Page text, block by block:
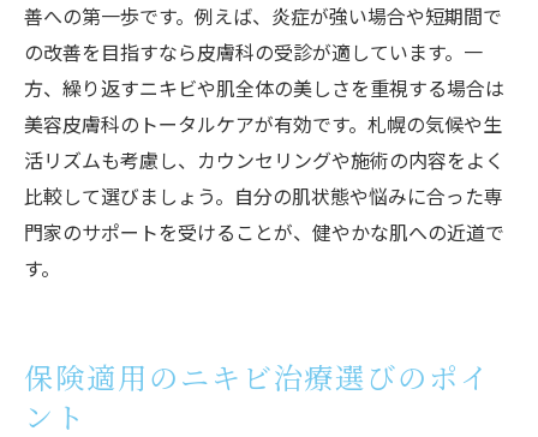
善への第一歩です。例えば、炎症が強い場合や短期間で
の改善を目指すなら皮膚科の受診が適しています。一
方、繰り返すニキビや肌全体の美しさを重視する場合は
美容皮膚科のトータルケアが有効です。札幌の気候や生
活リズムも考慮し、カウンセリングや施術の内容をよく
比較して選びましょう。自分の肌状態や悩みに合った専
門家のサポートを受けることが、健やかな肌への近道で
す。
保険適用のニキビ治療選びのポイ
ント